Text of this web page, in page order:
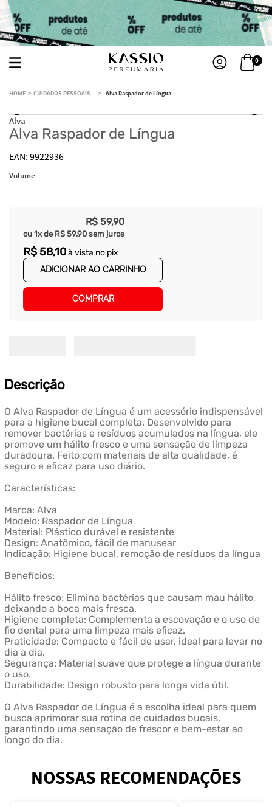
0
CUIDADOS PESSOAIS Alva Raspador de Língua
Alva
Alva Raspador de Língua
9922936
Volume
R$ 59,90
ou 1x de R$ 59,90 sem juros
R$58,10à vista no pix
ADICIONAR AO CARRINHO
COMPRAR
Descrição
O Alva Raspador de Língua é um acessório indispensável
para a higiene bucal completa. Desenvolvido para
remover bactérias e resíduos acumulados na língua, ele
promove um hálito fresco e uma sensação de limpeza
duradoura. Feito com materiais de alta qualidade, é
seguro e eficaz para uso diário.
Características:
Marca: Alva
Modelo: Raspador de Língua
Material: Plástico durável e resistente
Design: Anatômico, fácil de manusear
Indicação: Higiene bucal, remoção de resíduos da língua
Benefícios:
Hálito fresco: Elimina bactérias que causam mau hálito,
deixando a boca mais fresca.
Higiene completa: Complementa a escovação e o uso de
fio dental para uma limpeza mais eficaz.
Praticidade: Compacto e fácil de usar, ideal para levar no
dia a dia.
Segurança: Material suave que protege a língua durante
o uso.
Durabilidade: Design robusto para longa vida útil.
O Alva Raspador de Língua é a escolha ideal para quem
busca aprimorar sua rotina de cuidados bucais,
garantindo uma sensação de frescor e bem-estar ao
longo do dia.
NOSSAS RECOMENDAÇÕES